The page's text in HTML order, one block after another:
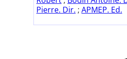
Pierre. Dir. ; APMEP. Ed.